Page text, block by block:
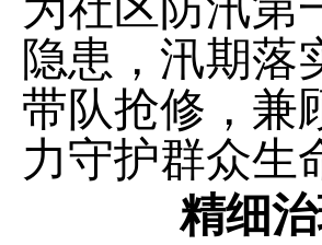
隐患，汛期落
带队抢修，兼
力守护群众生
精细